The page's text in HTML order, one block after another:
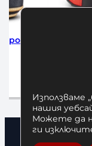
Amila Forte
Използваме
нашия
Можете да
ги